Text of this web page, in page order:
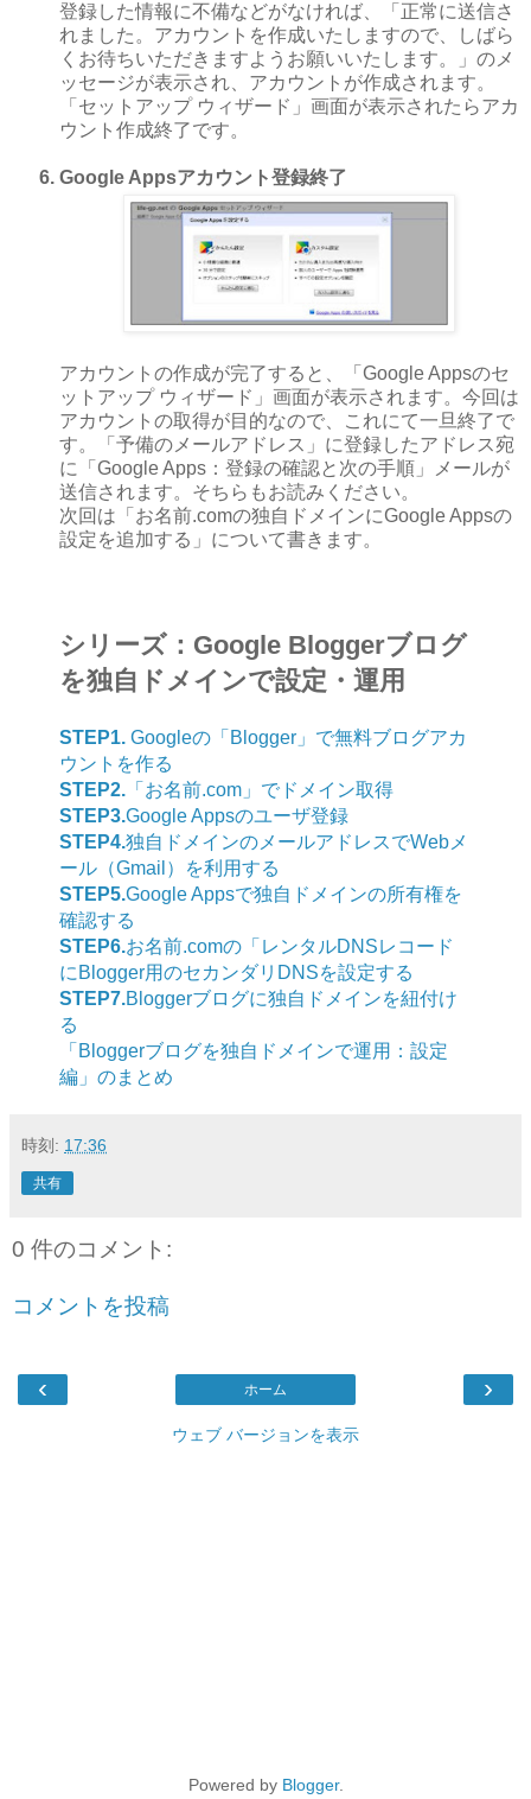
登録した情報に不備などがなければ、「正常に送信さ
れました。アカウントを作成いたしますので、しばら
くお待ちいただきますようお願いいたします。」のメ
ッセージが表示され、アカウントが作成されます。
「セットアップ ウィザード」画面が表示されたらアカ
ウント作成終了です。
Google Appsアカウント登録終了
アカウントの作成が完了すると、「Google Appsのセ
ットアップ ウィザード」画面が表示されます。今回は
アカウントの取得が目的なので、これにて一旦終了で
す。「予備のメールアドレス」に登録したアドレス宛
に「Google Apps：登録の確認と次の手順」メールが
送信されます。そちらもお読みください。
次回は「お名前.comの独自ドメインにGoogle Appsの
設定を追加する」について書きます。
シリーズ：Google Bloggerブログ
を独自ドメインで設定・運用
STEP1.Googleの「Blogger」で無料ブログアカ
ウントを作る
STEP2.「お名前.com」でドメイン取得
STEP3.Google Appsのユーザ登録
STEP4.独自ドメインのメールアドレスでWebメ
ール（Gmail）を利用する
STEP5.Google Appsで独自ドメインの所有権を
確認する
STEP6.お名前.comの「レンタルDNSレコード
にBlogger用のセカンダリDNSを設定する
STEP7.Bloggerブログに独自ドメインを紐付け
る
「Bloggerブログを独自ドメインで運用：設定
編」のまとめ
時刻: 17:36
共有
0 件のコメント:
コメントを投稿
‹ ›
ホーム
ウェブ バージョンを表示
Powered by Blogger.